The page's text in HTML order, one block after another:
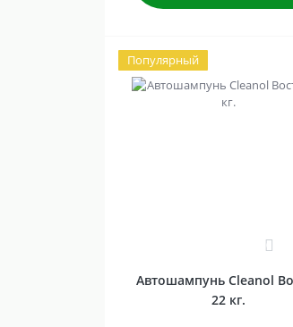
Популярный
Автошампунь Cleanol
22 кг.